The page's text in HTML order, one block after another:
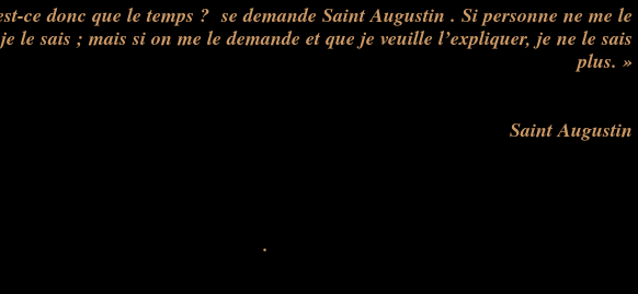
ce donc que le temps ? se demande Saint Augustin . Si personne ne me le
le sais ; mais si on me le demande et que je veuille l’expliquer, je ne le sais
plus. »
Saint Augustin
.